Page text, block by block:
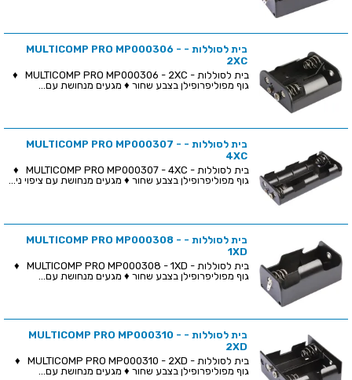
בית לסוללות - MULTICOMP PRO MP000306 -
2XC
בית לסוללות - MULTICOMP PRO MP000306 - 2XC ♦
גוף מפוליפרופילן בצבע שחור ♦ מגעים מנחושת עם...
בית לסוללות - MULTICOMP PRO MP000307 -
4XC
בית לסוללות - MULTICOMP PRO MP000307 - 4XC ♦
גוף מפוליפרופילן בצבע שחור ♦ מגעים מנחושת עם ציפוי ני...
בית לסוללות - MULTICOMP PRO MP000308 -
1XD
בית לסוללות - MULTICOMP PRO MP000308 - 1XD ♦
גוף מפוליפרופילן בצבע שחור ♦ מגעים מנחושת עם...
בית לסוללות - MULTICOMP PRO MP000310 -
2XD
בית לסוללות - MULTICOMP PRO MP000310 - 2XD ♦
גוף מפוליפרופילן בצבע שחור ♦ מגעים מנחושת עם...